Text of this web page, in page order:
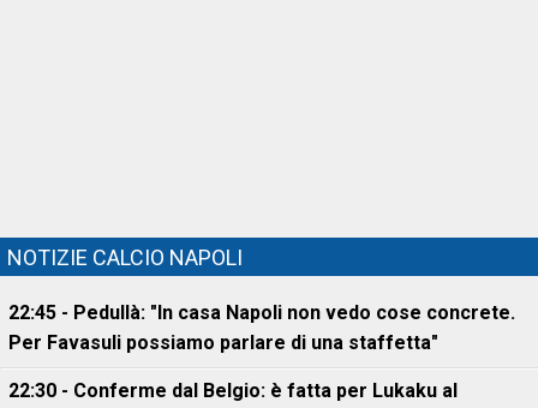
NOTIZIE CALCIO NAPOLI
22:45 - Pedullà: "In casa Napoli non vedo cose concrete.
Per Favasuli possiamo parlare di una staffetta"
22:30 - Conferme dal Belgio: è fatta per Lukaku al